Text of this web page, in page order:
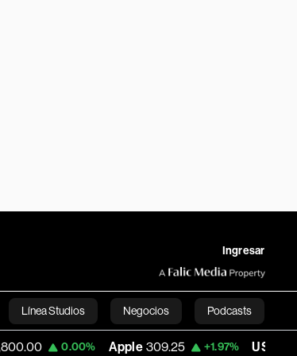
Ingresar
Línea Studios Negocios Podcasts
0.00% Apple 309.25 +1.97% USD COP 3,195.99